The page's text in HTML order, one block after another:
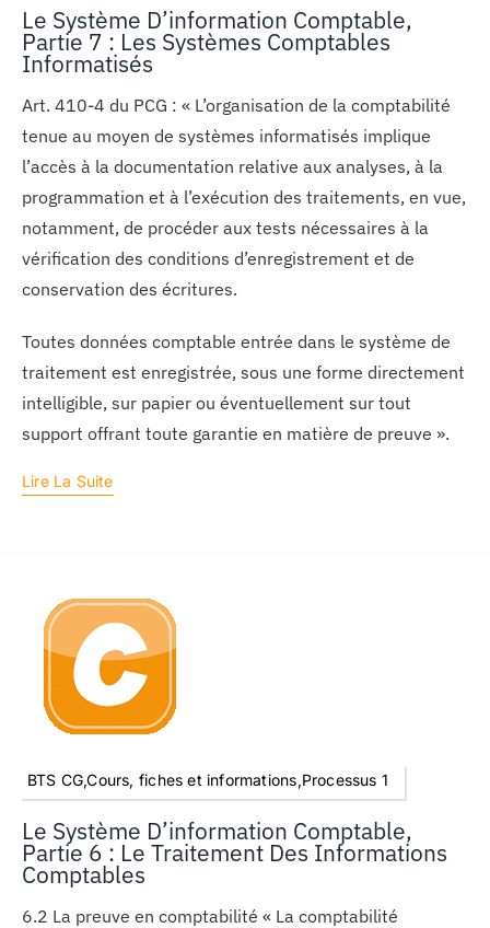
Le Système D’information Comptable,
Partie 7 : Les Systèmes Comptables
Informatisés
Art. 410-4 du PCG : « L’organisation de la comptabilité
tenue au moyen de systèmes informatisés implique
l’accès à la documentation relative aux analyses, à la
programmation et à l’exécution des traitements, en vue,
notamment, de procéder aux tests nécessaires à la
vérification des conditions d’enregistrement et de
conservation des écritures.
Toutes données comptable entrée dans le système de
traitement est enregistrée, sous une forme directement
intelligible, sur papier ou éventuellement sur tout
support offrant toute garantie en matière de preuve ».
Lire La Suite
BTS CG,Cours, fiches et informations,Processus 1
Le Système D’information Comptable,
Partie 6 : Le Traitement Des Informations
Comptables
6.2 La preuve en comptabilité « La comptabilité